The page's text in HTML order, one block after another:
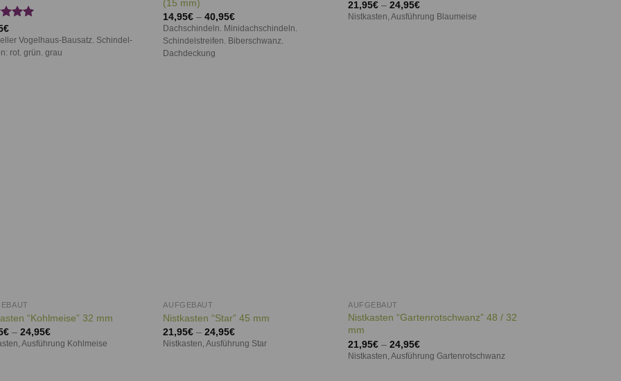
€
Vogelhaus-Bausatz. Schindel-
rot. grün. grau
(15 mm)
14,95€ –40,95€
Dachschindeln. Minidachschindeln.
Schindelstreifen. Biberschwanz.
Dachdeckung
21,95€ –24,95€
Nistkasten, Ausführung Blaumeise
“Kohlmeise” 32 mm
€– 24,95€
Ausführung Kohlmeise
AUFGEBAUT
Nistkasten “Star” 45 mm
21,95€ –24,95€
Nistkasten, Ausführung Star
AUFGEBAUT
Nistkasten “Gartenrotschwanz” 48 / 32
mm
21,95€ –24,95€
Nistkasten, Ausführung Gartenrotschwanz